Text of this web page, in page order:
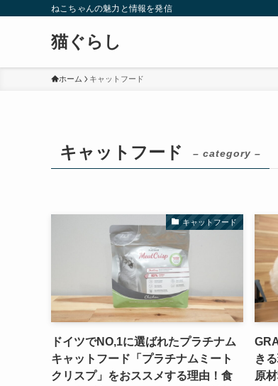
ねこちゃんの魅力と情報を発信
猫ぐらし
ホーム キャットフード
キャットフード – category –
キャットフード
ドイツでNO,1に選ばれたプラチナム
キャットフード「プラチナムミート
クリスプ」をおススメする理由！食
き
原